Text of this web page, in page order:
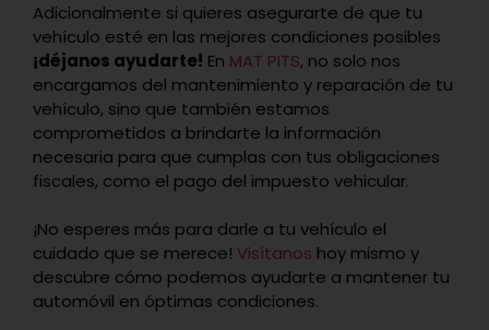
Adicionalmente si quieres asegurarte de que tu
vehículo esté en las mejores condiciones posibles
¡déjanos ayudarte! En MAT PITS, no solo nos
encargamos del mantenimiento y reparación de tu
vehículo, sino que también estamos
comprometidos a brindarte la información
necesaria para que cumplas con tus obligaciones
fiscales, como el pago del impuesto vehicular.
¡No esperes más para darle a tu vehículo el
cuidado que se merece! Visítanos hoy mismo y
descubre cómo podemos ayudarte a mantener tu
automóvil en óptimas condiciones.